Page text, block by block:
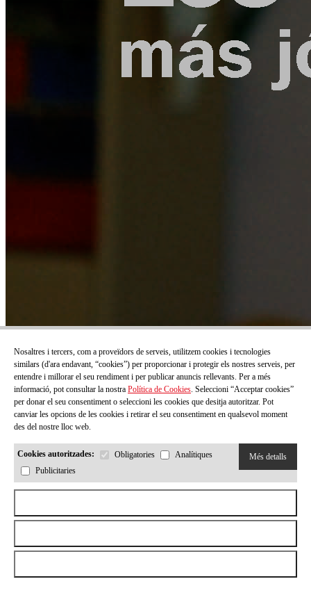
Nosaltres i tercers, com a proveïdors de serveis, utilitzem cookies i tecnologies
similars (d'ara endavant, “cookies”) per proporcionar i protegir els nostres serveis, per
entendre i millorar el seu rendiment i per publicar anuncis rellevants. Per a més
informació, pot consultar la nostra Política de Cookies. Seleccioni “Acceptar cookies”
per donar el seu consentiment o seleccioni les cookies que desitja autoritzar. Pot
canviar les opcions de les cookies i retirar el seu consentiment en qualsevol moment
des del nostre lloc web.
Cookies autoritzades: Obligatories
Analítiques
Publicitaries
Més detalls